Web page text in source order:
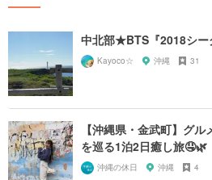
中北部★BTS『2018シー
Kayoco☆ 沖縄 31
【沖縄県・金武町】グ
を巡る1泊2日癒し旅🤤🌿
沖縄の休日 沖縄 4